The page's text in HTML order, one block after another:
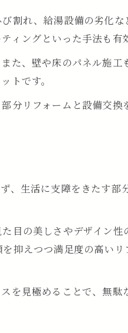
割れ、給湯設備の劣化な
ィングといった手法も有
た、壁や床のパネル施工
トです。
分リフォームと設備交換
、生活に支障をきたす部
目の美しさやデザイン性
抑えつつ満足度の高いリ
を見極めることで、無駄